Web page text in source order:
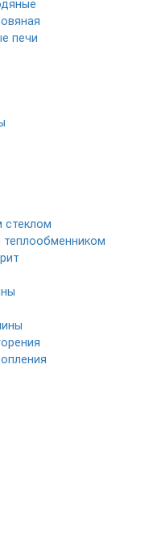
печи
стеклом
теплообменником